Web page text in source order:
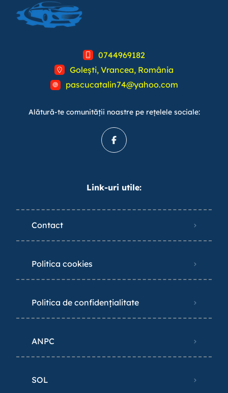
0744969182
Golești, Vrancea, România
pascucatalin74@yahoo.com
Alătură-te comunității noastre pe rețelele sociale:
Link-uri utile:
Contact
Politica cookies
Politica de confidențialitate
ANPC
SOL